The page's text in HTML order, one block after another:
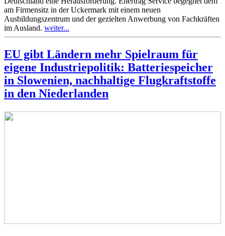
am Firmensitz in der Uckermark mit einem neuen
Ausbildungszentrum und der gezielten Anwerbung von Fachkräften
im Ausland. weiter...
EU gibt Ländern mehr Spielraum für
eigene Industriepolitik: Batteriespeicher
in Slowenien, nachhaltige Flugkraftstoffe
in den Niederlanden